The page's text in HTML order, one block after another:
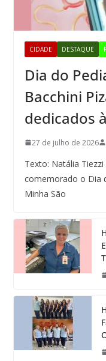
CIDADE DESTAQUE
Dia do
Bacchini
dedicados
27 de julho de 2026
Texto: Natália
comemorado o Dia
Minha São